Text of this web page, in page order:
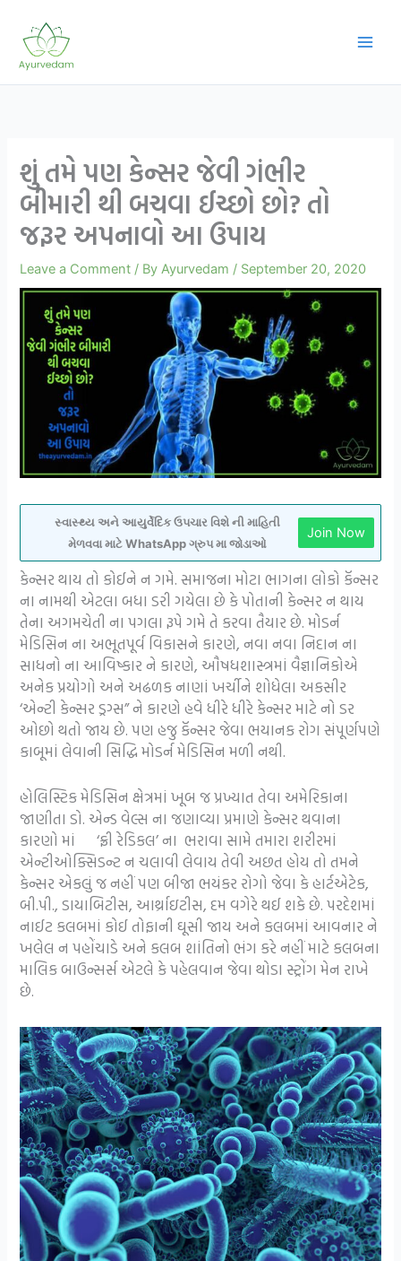
content
શું તમે પણ કેન્સર જેવી ગંભીર
બીમારી થી બચવા ઈચ્છો છો? તો
જરૂર અપનાવો આ ઉપાય
Leave a Comment / ByAyurvedam / September 20, 2020
સ્વાસ્થ્ય અને આયુર્વેદિક ઉપચાર વિશે ની માહિતી
મેળવવા માટે WhatsApp ગ્રુપ મા જોડાઓ
Join Now
કેન્સર થાય તો કોઈને ન ગમે. સમાજના મોટા ભાગના લોકો કૅન્સર
ના નામથી એટલા બધા ડરી ગયેલા છે કે પોતાની કેન્સર ન થાય
તેના અગમચેતી ના પગલા રૂપે ગમે તે કરવા તૈયાર છે. મોડર્ન
મેડિસિન ના અભૂતપૂર્વ વિકાસને કારણે, નવા નવા નિદાન ના
સાધનો ના આવિષ્કાર ને કારણે, ઔષધશાસ્ત્રમાં વૈજ્ઞાનિકોએ
અનેક પ્રયોગો અને અઢળક નાણાં ખર્ચીને શોધેલા અકસીર
‘એન્ટી કેન્સર ડ્રગ્સ” ને કારણે હવે ધીરે ધીરે કેન્સર માટે નો ડર
ઓછો થતો જાય છે. પણ હજુ કૅન્સર જેવા ભયાનક રોગ સંપૂર્ણપણે
કાબૂમાં લેવાની સિદ્ધિ મોડર્ન મેડિસિન મળી નથી.
હોલિસ્ટિક મેડિસિન ક્ષેત્રમાં ખૂબ જ પ્રખ્યાત તેવા અમેરિકાના
જાણીતા ડો. એન્ડ વેલ્સ ના જણાવ્યા પ્રમાણે કેન્સર થવાના
કારણો માં ‘ફ્રી રેડિકલ’ ના ભરાવા સામે તમારા શરીરમાં
એન્ટીઓક્સિડન્ટ ન ચલાવી લેવાય તેવી અછત હોય તો તમને
કેન્સર એકલું જ નહીં પણ બીજા ભયંકર રોગો જેવા કે હાર્ટએટેક,
બી.પી., ડાયાબિટીસ, આર્થ્રાઇટીસ, દમ વગેરે થઈ શકે છે. પરદેશમાં
નાઈટ કલબમાં કોઈ તોફાની ઘૂસી જાય અને કલબમાં આવનાર ને
ખલેલ ન પહોંચાડે અને કલબ શાંતિનો ભંગ કરે નહીં માટે કલબના
માલિક બાઉન્સર્સ એટલે કે પહેલવાન જેવા થોડા સ્ટ્રોંગ મેન રાખે
છે.